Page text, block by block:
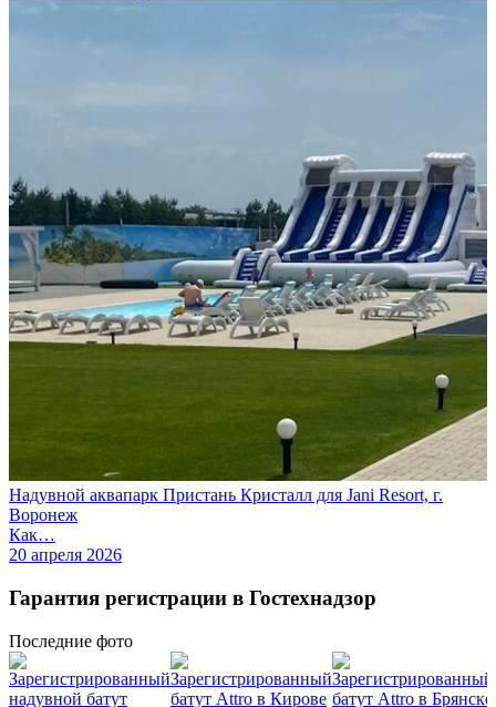
Надувной аквапарк Пристань Кристалл для Jani Resort, г.
Воронеж
Как…
20 апреля 2026
Гарантия регистрации в Гостехнадзор
Последние фото